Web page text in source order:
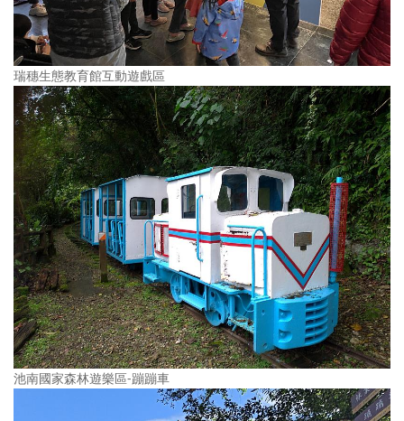
瑞穗生態教育館互動遊戲區
池南國家森林遊樂區-蹦蹦車